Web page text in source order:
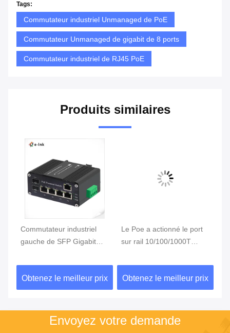
Tags:
Commutateur industriel Unmanaged de PoE
Commutateur Unmanaged de gigabit de 8 ports
Commutateur industriel de RJ45 PoE
Produits similaires
Commutateur industriel
gauche de SFP Gigabit
de PoE du rail 5 de
vacarme
Obtenez le meilleur prix
Le Poe a actionné le port
sur rail 10/100/1000T
commutateur 4 de
vacarme
Obtenez le meilleur prix
Envoyez votre demande